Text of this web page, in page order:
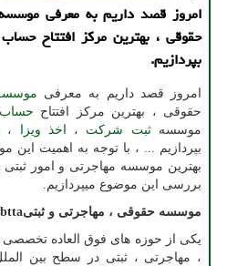
امروز قصد داریم به معرفی
حقوقی ، بهترین مركز افتتاح
بپردازیم.
امروز قصد داریم به معرفی موسسه
حقوقی ، بهترین مرکز افتتاح حساب
موسسهثبت شرکت ، اخذ ویزا ،
بپردازیم ... ، با توجه به اهمیت
بهترین موسسه مهاجرتی و امور ثبتی
بررسی این موضوع میپردازیم.
موسسه حقوقی ، مهاجرتی و ثبتی
یکی از حوزه های فوق العاده تخصصی
، مهاجرتی ، ثبتی در سطح بین